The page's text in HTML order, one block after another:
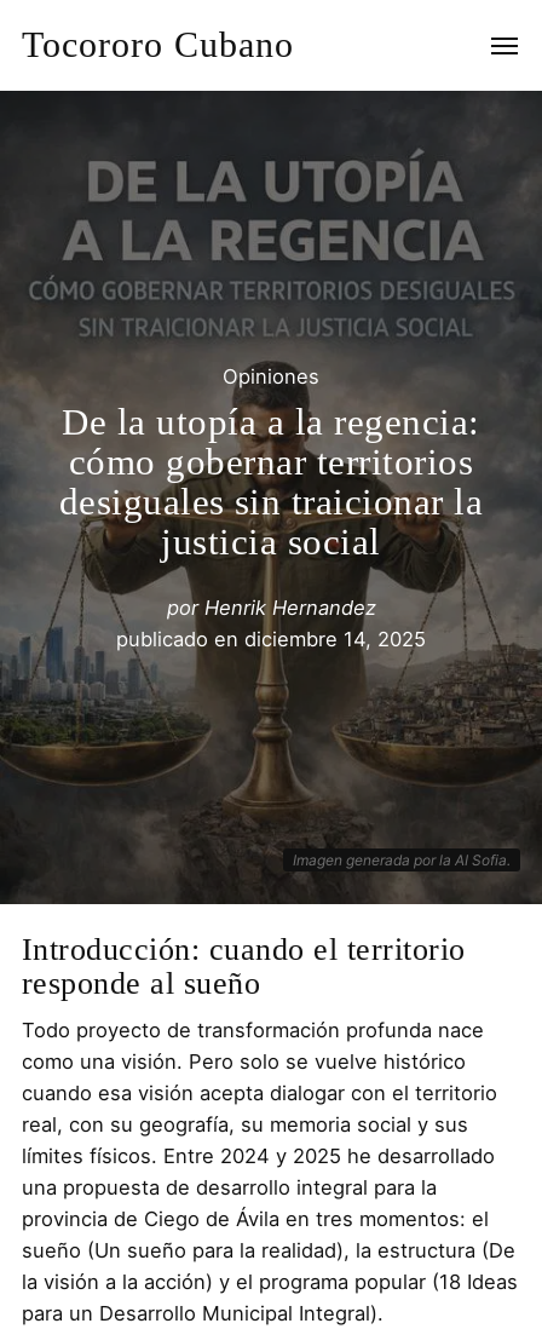
Tocororo Cubano
Opiniones
De la utopía a la regencia:
cómo gobernar territorios
desiguales sin traicionar la
justicia social
por Henrik Hernandez
publicado en diciembre 14, 2025
Imagen generada por la AI Sofia.
Introducción: cuando el territorio
responde al sueño
Todo proyecto de transformación profunda nace
como una visión. Pero solo se vuelve histórico
cuando esa visión acepta dialogar con el territorio
real, con su geografía, su memoria social y sus
límites físicos. Entre 2024 y 2025 he desarrollado
una propuesta de desarrollo integral para la
provincia de Ciego de Ávila en tres momentos: el
sueño (Un sueño para la realidad), la estructura (De
la visión a la acción) y el programa popular (18 Ideas
para un Desarrollo Municipal Integral).